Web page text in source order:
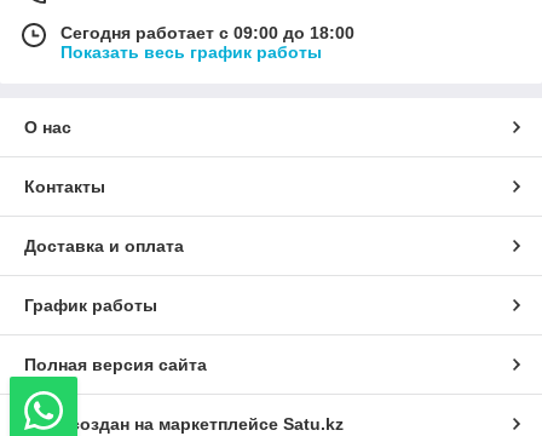
Сегодня работает с 09:00 до 18:00
Показать весь график работы
О нас
Контакты
Доставка и оплата
График работы
Полная версия сайта
Сайт создан на маркетплейсе Satu.kz